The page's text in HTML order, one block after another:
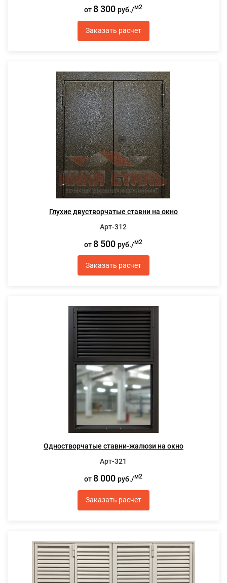
от 8 300руб./м2
Заказать расчет
Глухие двустворчатые ставни на окно
Арт-312
от 8 500руб./м2
Заказать расчет
Одностворчатые ставни-жалюзи на окно
Арт-321
от 8 000руб./м2
Заказать расчет